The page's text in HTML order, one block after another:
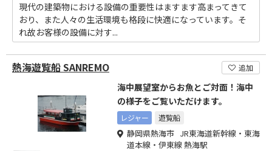
現代の建築物における設備の重要性はますます高まってきて
おり、また人々の生活環境も格段に快適になっています。そ
れ故お客様の設備に対す...
熱海遊覧船 SANREMO 追加
海中展望室からお魚とご対面！海中
の様子をご覧いただけます。
レジャー 遊覧船
静岡県熱海市 JR東海道新幹線・東海
道本線・伊東線 熱海駅